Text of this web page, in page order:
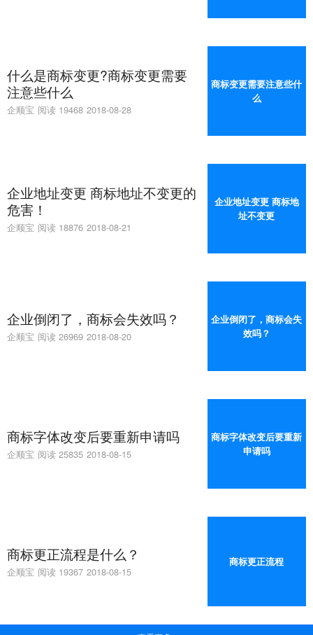
什么是商标变更?商标变更需要
注意些什么
企顺宝 阅读 19468 2018-08-28
商标变更需要注意些什
么
企业地址变更 商标地址不变更的
危害！
企顺宝 阅读 18876 2018-08-21
企业地址变更 商标地
址不变更
企业倒闭了，商标会失效吗？
企顺宝 阅读 26969 2018-08-20
企业倒闭了，商标会失
效吗？
商标字体改变后要重新申请吗
企顺宝 阅读 25835 2018-08-15
商标字体改变后要重新
申请吗
商标更正流程是什么？
企顺宝 阅读 19367 2018-08-15
商标更正流程